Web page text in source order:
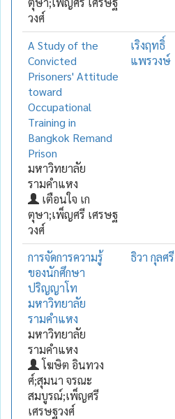
วงศ์
A Study of the
Convicted
Prisoners' Attitude
toward
Occupational
Training in
Bangkok Remand
Prison
มหาวิทยาลัย
รามคำแหง
เตือนใจ เก
ตุษา;เพ็ญศรี เศรษฐ
วงศ์
เริงฤทธิ์
แพรวงษ์
การจัดการความรู้
ของนักศึกษา
ปริญญาโท
มหาวิทยาลัย
รามคำแหง
มหาวิทยาลัย
รามคำแหง
โฆษิต อินทวง
ศ์;สุมนา จรณะ
สมบูรณ์;เพ็ญศรี
เศรษฐวงศ์
ธิวา กุลศรี